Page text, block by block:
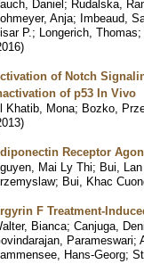
Daniel; Rudalska,
Anja; Imbeaud,
P. ; Longerich, Thomas;
)
of Notch
of p53 In Vivo
Khatib, Mona; Bozko,
)
Receptor
Mai Ly Thi; Bui,
; Bui, Khac
F Treatment-
Bianca; Canjuga,
Parameswari;
Hans-Georg;